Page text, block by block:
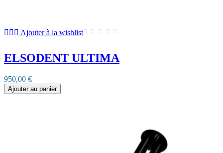
Ajouter à la wishlist
ELSODENT ULTIMA
950,00 €
Ajouter au panier